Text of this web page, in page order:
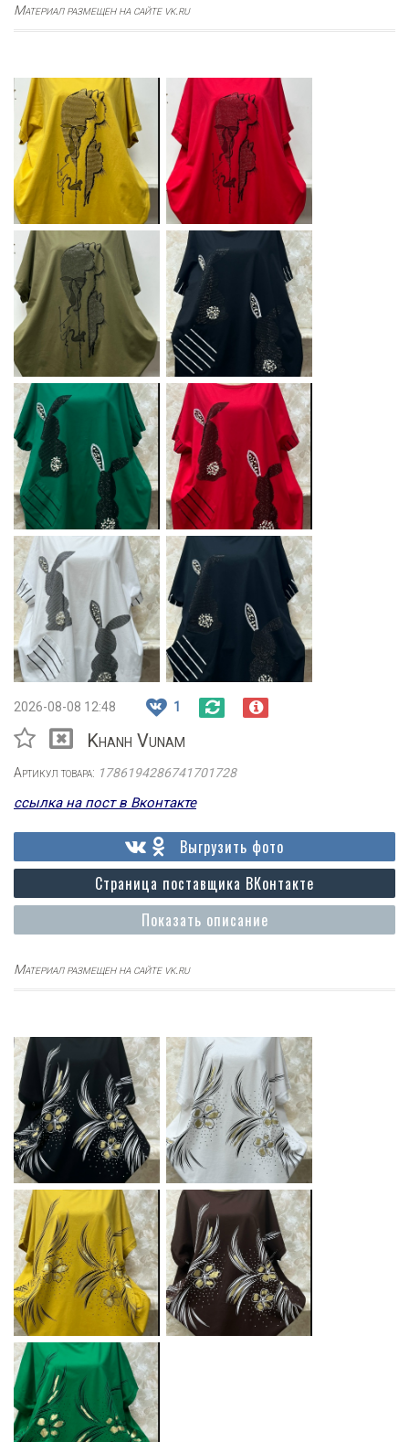
Материал размещен на сайте vk.ru
2026-08-08 12:48 1
Khanh Vunam
Артикул товара: 1786194286741701728
ссылка на пост в Вконтакте
Показать описание
Страница поставщика ВКонтакте
Выгрузить фото
Материал размещен на сайте vk.ru